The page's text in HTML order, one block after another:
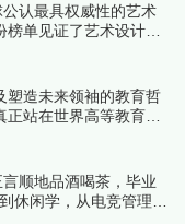
认最具权威性的艺术
单见证了艺术设计教
塑造未来领袖的教育哲
站在世界高等教育金
一起来看看详细名单
顺地品酒喝茶，毕业
休闲学，从电竞管理到